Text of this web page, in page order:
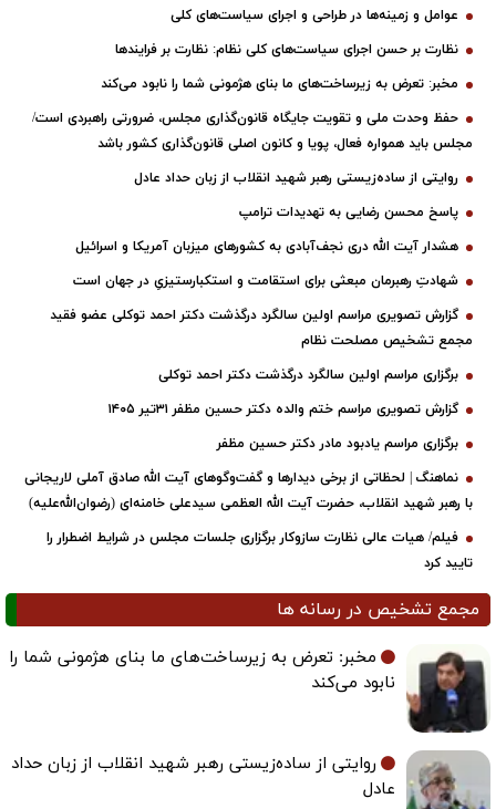
عوامل و زمینه‌ها در طراحی و اجرای سیاست‌های کلی
نظارت بر حسن اجرای سیاست‌های کلی نظام: نظارت بر فرایندها
مخبر: تعرض به زیرساخت‌های ما بنای هژمونی شما را نابود می‌کند
حفظ وحدت ملی و تقویت جایگاه قانون‌گذاری مجلس، ضرورتی راهبردی است/
مجلس باید همواره فعال، پویا و کانون اصلی قانون‌گذاری کشور باشد
روایتی از ساده‌زیستی رهبر شهید انقلاب از زبان حداد عادل
پاسخ محسن رضایی به تهدیدات ترامپ
هشدار آیت الله دری نجف‌آبادی به کشورهای میزبان آمریکا و اسرائیل
شهادتِ رهبرمان مبعثی برای استقامت و استکبارستیزیِ در جهان است
گزارش تصویری مراسم اولین سالگرد درگذشت دکتر احمد توکلی عضو فقید
مجمع تشخیص مصلحت نظام
برگزاری مراسم اولین سالگرد درگذشت دکتر احمد توکلی
گزارش تصویری مراسم ختم والده دکتر حسین مظفر ۳۱تیر ۱۴۰۵
برگزاری مراسم یادبود مادر دکتر حسین مظفر
نماهنگ | لحظاتی از برخی دیدارها و گفت‌وگوهای آیت ‌الله صادق آملی لاریجانی
با رهبر شهید انقلاب، حضرت آیت‌ الله العظمی سیدعلی خامنه‌ای (رضوان‌الله‌علیه)
فیلم/ هیات عالی نظارت سازوکار برگزاری جلسات مجلس در شرایط اضطرار را
تایید کرد
مجمع تشخیص در رسانه ها
مخبر: تعرض به زیرساخت‌های ما بنای هژمونی شما را
نابود می‌کند
روایتی از ساده‌زیستی رهبر شهید انقلاب از زبان حداد
عادل